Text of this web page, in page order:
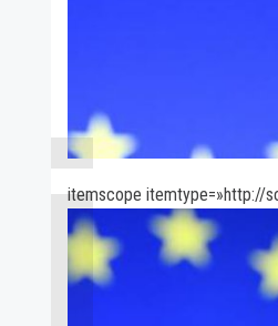
itemscope itemtype=»http://